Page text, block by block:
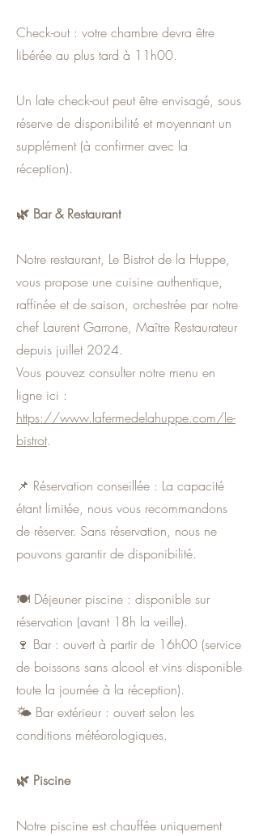
Check-out : votre chambre devra être
libérée au plus tard à 11h00.
Un late check-out peut être envisagé, sous
réserve de disponibilité et moyennant un
supplément (à confirmer avec la
réception).
🌿 Bar & Restaurant
Notre restaurant, Le Bistrot de la Huppe,
vous propose une cuisine authentique,
raffinée et de saison, orchestrée par notre
chef Laurent Garrone, Maître Restaurateur
depuis juillet 2024.
Vous pouvez consulter notre menu en
ligne ici :
https://www.lafermedelahuppe.com/le-
bistrot.
📌 Réservation conseillée : La capacité
étant limitée, nous vous recommandons
de réserver. Sans réservation, nous ne
pouvons garantir de disponibilité.
🍽 Déjeuner piscine : disponible sur
réservation (avant 18h la veille).
🍷 Bar : ouvert à partir de 16h00 (service
de boissons sans alcool et vins disponible
toute la journée à la réception).
🌤 Bar extérieur : ouvert selon les
conditions météorologiques.
🌿 Piscine
Notre piscine est chauffée uniquement